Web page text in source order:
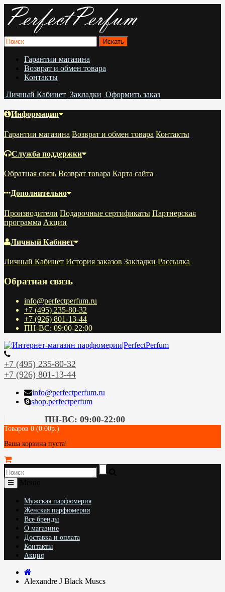
Гарантии магазина
Возврат и обмен товара
Контакты
Личный Кабинет Закладки Оформить заказ
Информация
Гарантии магазина Возврат и обмен товара Контакты
Служба поддержки
Обратная связь Возврат товара Карта сайта
Дополнительно
Производители Подарочные сертификаты Партнерская
программа Акции
Личный Кабинет
Личный Кабинет История заказов Закладки Рассылка
Обратная связь
info@perfectperfum.ru
+7 (495) 235-80-32
+7 (926) 801-13-44
ПН-ВС: 09:00-22:00
+7 (495) 235-80-32
+7 (926) 801-13-44
info@perfectperfum.ru
shop.perfectperfum
ПН-ВС: 09:00-22:00
Товаров 0 (0.00р.)
Ваша корзина пуста!
Мужская парфюмерия
Женская парфюмерия
Все бренды
О магазине
Доставка и оплата
Контакты
Акция
Alexandre J Black Muscs